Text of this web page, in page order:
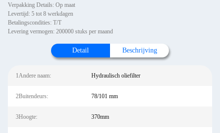
Verpakking Details: Op maat
Levertijd: 5 tot 8 werkdagen
Betalingscondities: T/T
Levering vermogen: 200000 stuks per maand
Detail Beschrijving
1Andere naam: Hydraulisch oliefilter
2Buitendeurs: 78/101 mm
3Hoogte: 370mm